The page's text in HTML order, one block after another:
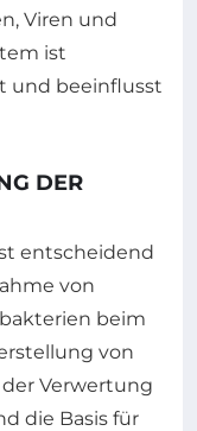
Viren und
ist
und beeinflusst
DER
entscheidend
von
beim
von
Verwertung
die Basis für